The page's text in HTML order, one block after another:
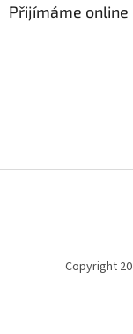
Přijímáme
Copyright